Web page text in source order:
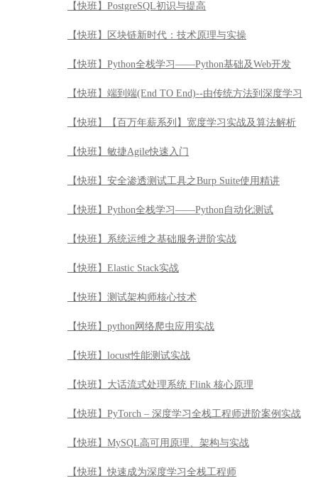
【快班】PostgreSQL初识与提高
【快班】区块链新时代：技术原理与实操
【快班】Python全栈学习——Python基础及Web开发
【快班】端到端(End TO End)--由传统方法到深度学习
【快班】【百万年薪系列】宽度学习实战及算法解析
【快班】敏捷Agile快速入门
【快班】安全渗透测试工具之Burp Suite使用精讲
【快班】Python全栈学习——Python自动化测试
【快班】系统运维之基础服务进阶实战
【快班】Elastic Stack实战
【快班】测试架构师核心技术
【快班】python网络爬虫应用实战
【快班】locust性能测试实战
【快班】大话流式处理系统 Flink 核心原理
【快班】PyTorch – 深度学习全栈工程师进阶案例实战
【快班】MySQL高可用原理、架构与实战
【快班】快速成为深度学习全栈工程师